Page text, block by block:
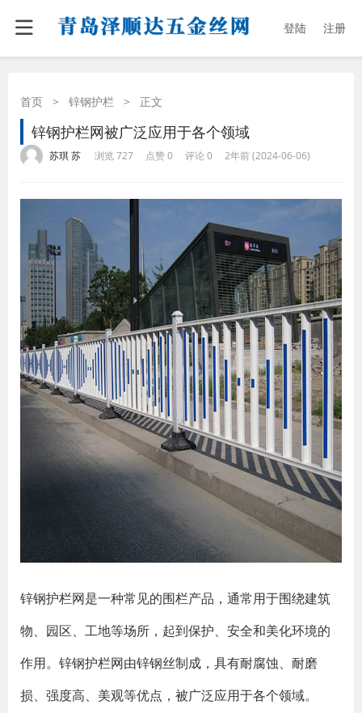
登陆 注册
首页 > 锌钢护栏 > 正文
锌钢护栏网被广泛应用于各个领域
苏琪 苏 浏览 727 点赞 0 评论 0 2年前 (2024-06-06)
锌钢护栏网是一种常见的围栏产品，通常用于围绕建筑
物、园区、工地等场所，起到保护、安全和美化环境的
作用。锌钢护栏网由锌钢丝制成，具有耐腐蚀、耐磨
损、强度高、美观等优点，被广泛应用于各个领域。